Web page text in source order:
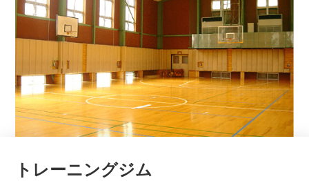
トレーニングジム